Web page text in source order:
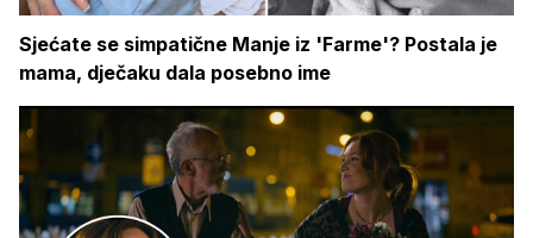
Sjećate se simpatične Manje iz 'Farme'? Postala je
mama, dječaku dala posebno ime